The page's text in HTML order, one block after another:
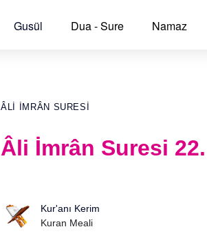
Gusül Dua - Sure Namaz
ÂLI İMRÂN SURESI
Âli İmrân Suresi
Kur'anı Kerim
Kuran Meali